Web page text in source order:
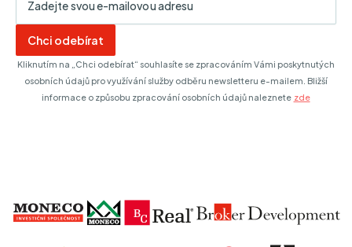
Chci odebírat
Kliknutím na „Chci odebírat“ souhlasíte se zpracováním Vámi poskytnutých
osobních údajů pro využívání služby odběru newsletteru e-mailem. Bližší
informace o způsobu zpracování osobních údajů naleznete zde